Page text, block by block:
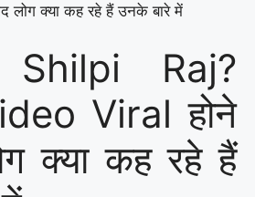
लोग क्या कह रहे हैं उनके बारे में
Raj?
Viral होने
क्या कह रहे हैं